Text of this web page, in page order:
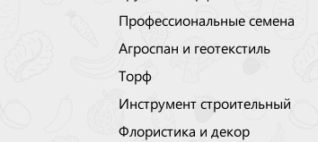
Профессиональные семена
Агроспан и геотекстиль
Торф
Инструмент строительный
Флористика и декор